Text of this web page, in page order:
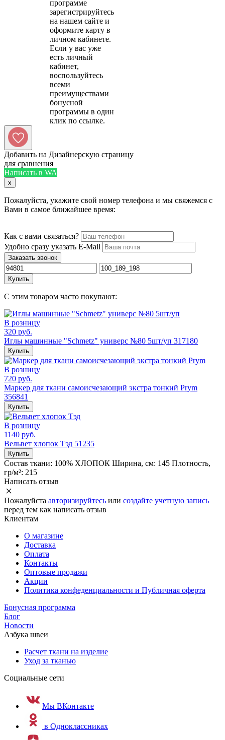
программе
зарегистрируйтесь
на нашем сайте и
оформите карту в
личном кабинете.
Если у вас уже
есть личный
кабинет,
воспользуйтесь
всеми
преимуществами
бонусной
программы в один
Добавить на Дизайнерскую страницу
для сравнения
Написать в WA
x
Пожалуйста, укажите свой номер телефона и мы свяжемся с
Вами в самое ближайшее время:
Как с вами связаться?
Удобно сразу указать E-Mail
Заказать звонок
Купить
С этим товаром часто покупают:
В розницу
320 руб.
Иглы машинные "Schmetz" универс №80 5шт/уп 317180
Купить
В розницу
720 руб.
Маркер для ткани самоисчезающий экстра тонкий Prym
356841
Купить
В розницу
1140 руб.
Вельвет хлопок Тэд 51235
Купить
Состав ткани: 100% ХЛОПОК Ширина, см: 145 Плотность,
гр/м²: 215
Написать отзыв
Пожалуйста авторизируйтесь или создайте учетную запись
перед тем как написать отзыв
Клиентам
О магазине
Доставка
Оплата
Контакты
Оптовые продажи
Акции
Политика конфеденциальности и Публичная оферта
Бонусная программа
Блог
Новости
Азбука швеи
Расчет ткани на изделие
Уход за тканью
Социальные сети
Мы ВКонтакте
в Одноклассниках